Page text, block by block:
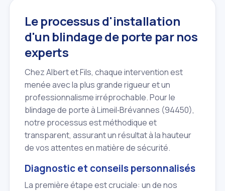
Le processus d'installation
d'un blindage de porte par nos
experts
Chez Albert et Fils, chaque intervention est
menée avec la plus grande rigueur et un
professionnalisme irréprochable. Pour le
blindage de porte à Limeil‑Brévannes (94450),
notre processus est méthodique et
transparent, assurant un résultat à la hauteur
de vos attentes en matière de sécurité.
Diagnostic et conseils personnalisés
La première étape est cruciale: un de nos